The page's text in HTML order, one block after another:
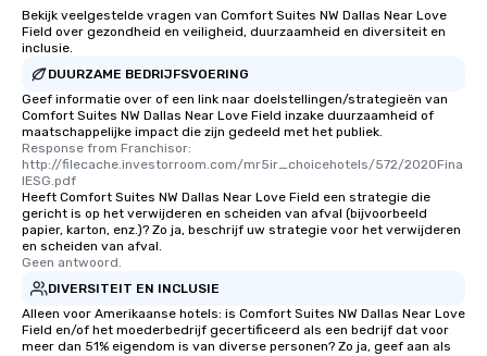
Bekijk veelgestelde vragen van Comfort Suites NW Dallas Near Love
Field over gezondheid en veiligheid, duurzaamheid en diversiteit en
inclusie.
DUURZAME BEDRIJFSVOERING
Geef informatie over of een link naar doelstellingen/strategieën van
Comfort Suites NW Dallas Near Love Field inzake duurzaamheid of
maatschappelijke impact die zijn gedeeld met het publiek.
Response from Franchisor:
http://filecache.investorroom.com/mr5ir_choicehotels/572/2020Fina
lESG.pdf
Heeft Comfort Suites NW Dallas Near Love Field een strategie die
gericht is op het verwijderen en scheiden van afval (bijvoorbeeld
papier, karton, enz.)? Zo ja, beschrijf uw strategie voor het verwijderen
en scheiden van afval.
Geen antwoord.
DIVERSITEIT EN INCLUSIE
Alleen voor Amerikaanse hotels: is Comfort Suites NW Dallas Near Love
Field en/of het moederbedrijf gecertificeerd als een bedrijf dat voor
meer dan 51% eigendom is van diverse personen? Zo ja, geef aan als